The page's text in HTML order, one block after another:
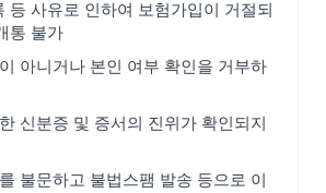
등 사유로 인하여 보험가입이 거절되
통 불가
아니거나 본인 여부 확인을 거부하
신분증 및 증서의 진위가 확인되지
불문하고 불법스팸 발송 등으로 이